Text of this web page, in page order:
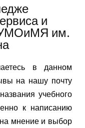
и
им.
в данном
на нашу почту
учебного
к написанию
мнение и выбор